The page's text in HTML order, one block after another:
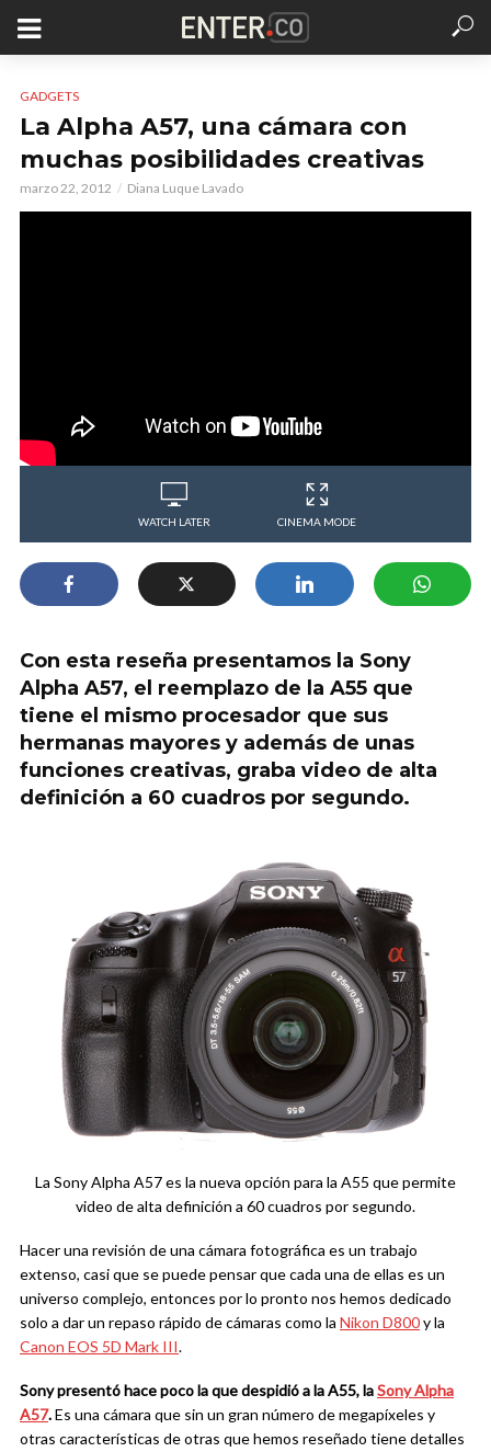
GADGETS
La Alpha A57, una cámara con
muchas posibilidades creativas
marzo 22, 2012 Diana Luque Lavado
WATCH LATER CINEMA MODE
Con esta reseña presentamos la Sony
Alpha A57, el reemplazo de la A55 que
tiene el mismo procesador que sus
hermanas mayores y además de unas
funciones creativas, graba video de alta
definición a 60 cuadros por segundo.
La Sony Alpha A57 es la nueva opción para la A55 que permite
video de alta definición a 60 cuadros por segundo.
Hacer una revisión de una cámara fotográfica es un trabajo
extenso, casi que se puede pensar que cada una de ellas es un
universo complejo, entonces por lo pronto nos hemos dedicado
solo a dar un repaso rápido de cámaras como la Nikon D800y la
Canon EOS 5D Mark III.
Sony presentó hace poco la que despidió a la A55, laSony Alpha
A57.Es una cámara que sin un gran número de megapíxeles y
otras características de otras que hemos reseñado tiene detalles